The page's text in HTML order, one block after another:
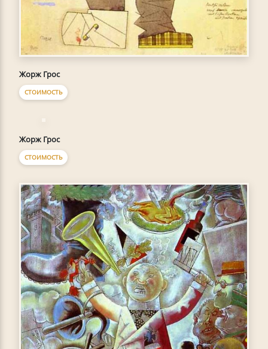
Жорж Грос
СТОИМОСТЬ
Жорж Грос
СТОИМОСТЬ